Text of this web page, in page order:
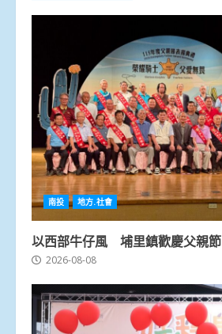
南投 地方.社會
以西部牛仔風 埔里鎮歡慶父親節
2026-08-08